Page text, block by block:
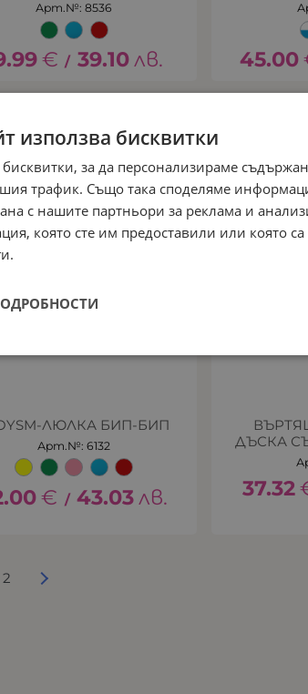
Арт.№: 8536
€ / 39.10лв. 45.00
ЛЮЛКА БИП-БИП
Арт.№: 6132
€ / 43.03 лв.
ДЪСКА
37.32
2
използва бисквитки
за да персонализираме
трафик. Също така споделяме
с нашите партньори за реклама и
която сте им предоставили или която